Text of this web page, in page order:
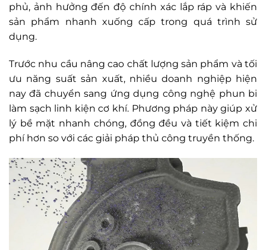
phủ, ảnh hưởng đến độ chính xác lắp ráp và khiến
sản phẩm nhanh xuống cấp trong quá trình sử
dụng.
Trước nhu cầu nâng cao chất lượng sản phẩm và tối
ưu năng suất sản xuất, nhiều doanh nghiệp hiện
nay đã chuyển sang ứng dụng công nghệ phun bi
làm sạch linh kiện cơ khí. Phương pháp này giúp xử
lý bề mặt nhanh chóng, đồng đều và tiết kiệm chi
phí hơn so với các giải pháp thủ công truyền thống.